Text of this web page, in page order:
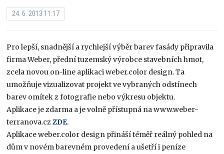
24. 6. 2013 11:17
Pro lepší, snadnější a rychlejší výběr barev fasády připravila
firma Weber, přední tuzemský výrobce stavebních hmot,
zcela novou on-line aplikaci weber.color design. Ta
umožňuje vizualizovat projekt ve vybraných odstínech
barev omítek z fotografie nebo výkresu objektu.
Aplikace je zdarma a je volně přístupná na www.weber-
terranova.czZDE.
Aplikace weber.color design přináší téměř reálný pohled na
dům v novém barevném provedení a ušetří i peníze